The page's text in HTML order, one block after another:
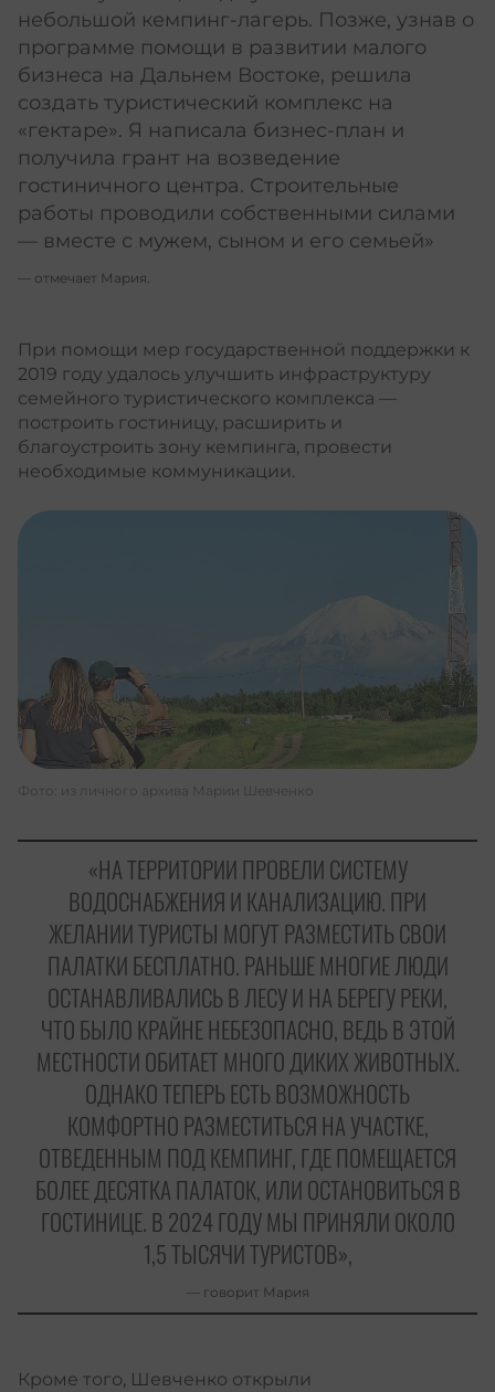
небольшой кемпинг-лагерь. Позже, узнав о
программе помощи в развитии малого
бизнеса на Дальнем Востоке, решила
создать туристический комплекс на
«гектаре». Я написала бизнес-план и
получила грант на возведение
гостиничного центра. Строительные
работы проводили собственными силами
— вместе с мужем, сыном и его семьей»
— отмечает Мария.
При помощи мер государственной поддержки к
2019 году удалось улучшить инфраструктуру
семейного туристического комплекса ––
построить гостиницу, расширить и
благоустроить зону кемпинга, провести
необходимые коммуникации.
Фото: из личного архива Марии Шевченко
«НА ТЕРРИТОРИИ ПРОВЕЛИ СИСТЕМУ
ВОДОСНАБЖЕНИЯ И КАНАЛИЗАЦИЮ. ПРИ
ЖЕЛАНИИ ТУРИСТЫ МОГУТ РАЗМЕСТИТЬ СВОИ
ПАЛАТКИ БЕСПЛАТНО. РАНЬШЕ МНОГИЕ ЛЮДИ
ОСТАНАВЛИВАЛИСЬ В ЛЕСУ И НА БЕРЕГУ РЕКИ,
ЧТО БЫЛО КРАЙНЕ НЕБЕЗОПАСНО, ВЕДЬ В ЭТОЙ
МЕСТНОСТИ ОБИТАЕТ МНОГО ДИКИХ ЖИВОТНЫХ.
ОДНАКО ТЕПЕРЬ ЕСТЬ ВОЗМОЖНОСТЬ
КОМФОРТНО РАЗМЕСТИТЬСЯ НА УЧАСТКЕ,
ОТВЕДЕННЫМ ПОД КЕМПИНГ, ГДЕ ПОМЕЩАЕТСЯ
БОЛЕЕ ДЕСЯТКА ПАЛАТОК, ИЛИ ОСТАНОВИТЬСЯ В
ГОСТИНИЦЕ. В 2024 ГОДУ МЫ ПРИНЯЛИ ОКОЛО
1,5 ТЫСЯЧИ ТУРИСТОВ»,
— говорит Мария
Кроме того, Шевченко открыли